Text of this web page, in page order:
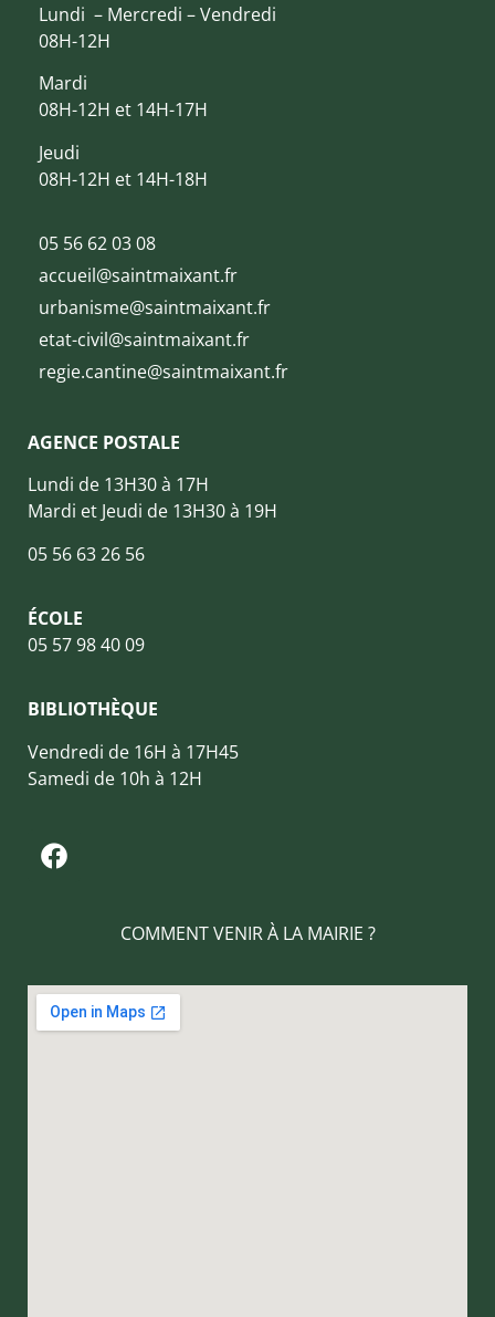
Lundi – Mercredi – Vendredi
08H-12H
Mardi
08H-12H et 14H-17H
Jeudi
08H-12H et 14H-18H
05 56 62 03 08
accueil@saintmaixant.fr
urbanisme@saintmaixant.fr
etat-civil@saintmaixant.fr
regie.cantine@saintmaixant.fr
AGENCE POSTALE
Lundi de 13H30 à 17H
Mardi et Jeudi de 13H30 à 19H
05 56 63 26 56
ÉCOLE
05 57 98 40 09
BIBLIOTHÈQUE
Vendredi de 16H à 17H45
Samedi de 10h à 12H
COMMENT VENIR À LA MAIRIE ?